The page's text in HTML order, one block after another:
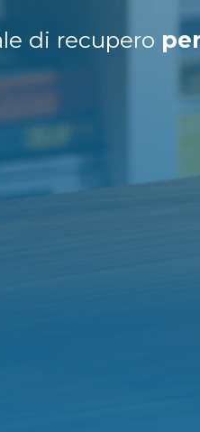
di recupero